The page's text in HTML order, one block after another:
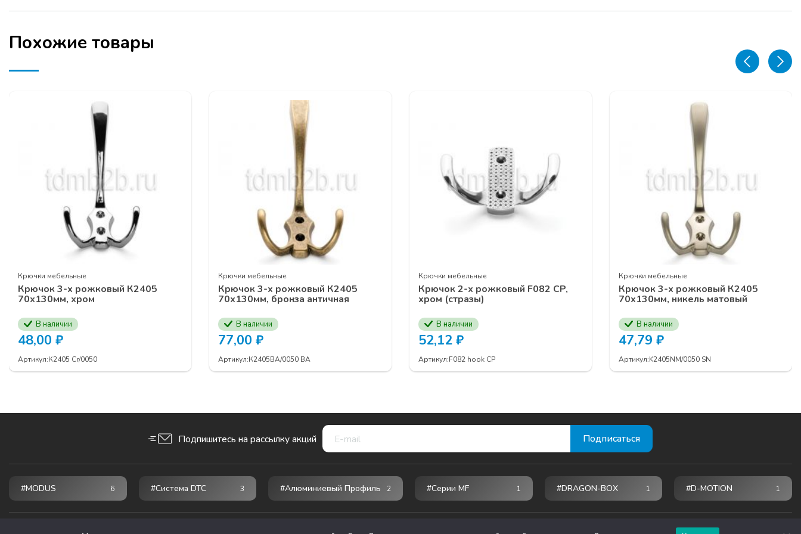
Похожие товары
Крючки мебельные
Крючок 3-х рожковый К2405
70х130мм, хром
В наличии
48,00 ₽
Артикул:К2405 Cr/0050
Крючки мебельные
Крючок 3-х рожковый К2405
70х130мм, бронза античная
В наличии
77,00 ₽
Артикул:К2405ВА/0050 BA
Крючки мебельные
Крючок 2-х рожковый F082 СP,
хром (стразы)
В наличии
52,12 ₽
Артикул:F082 hook CP
Крючки мебельные
Крючок 3-х рожковый К2405
70х130мм, никель матовый
В наличии
47,79 ₽
Артикул:K2405NM/0050 SN
Подпишитесь на рассылку акций
#MODUS 6 #Система DTC 3 #Алюминиевый Профиль 2 #серии MF #DRAGON-BOX #D-MOTION
Фурнитура кухонного наполненияUNIHOPPER
ЗАЯВКУ НА УЧАСТИЕ В СЕМИНАРЕ ВЫ МОЖЕТЕ ОСТАВИТЬ У ВАШИХ МЕНЕДЖЕРОВ
КОМПАНИИ ПРОГРЕСС ПО НОМЕРУ ТЕЛЕФОНА